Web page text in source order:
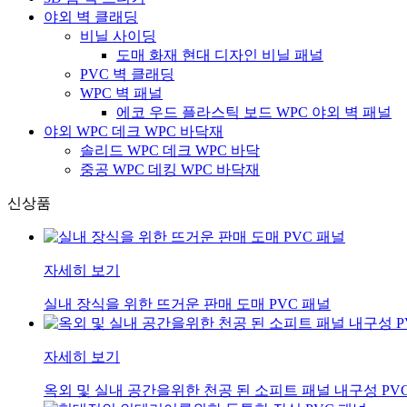
야외 벽 클래딩
비닐 사이딩
도매 화재 현대 디자인 비닐 패널
PVC 벽 클래딩
WPC 벽 패널
에코 우드 플라스틱 보드 WPC 야외 벽 패널
야외 WPC 데크 WPC 바닥재
솔리드 WPC 데크 WPC 바닥
중공 WPC 데킹 WPC 바닥재
신상품
자세히 보기
실내 장식을 위한 뜨거운 판매 도매 PVC 패널
자세히 보기
옥외 및 실내 공간을위한 천공 된 소피트 패널 내구성